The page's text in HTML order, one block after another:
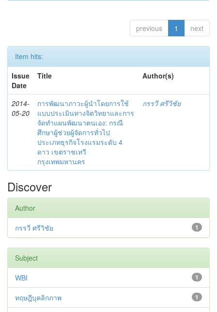
previous 1 next
Item hits:
Issue
Date
Title Author(s)
2014-
05-20
การพัฒนาภาวะผู้นำโดยการใช้
แบบประเมินทางจิตวิทยาและการ
จัดทำแผนพัฒนาตนเอง: กรณี
ศึกษาผู้ช่วยผู้จัดการทั่วไป
ประเภทธุรกิจโรงแรมระดับ 4
ดาว เขตราชเทวี
กรุงเทพมหานคร
กรรวี ศรีวิชัย
Discover
Author
1
กรรวี ศรีวิชัย
Subject
1
WBI
1
ทฤษฎีบุคลิกภาพ